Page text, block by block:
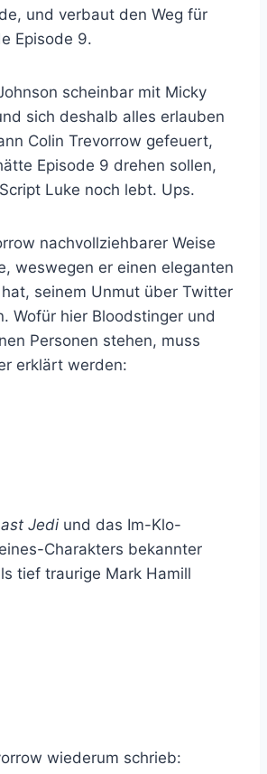
und verbaut den Weg für
Episode 9.
scheinbar mit Micky
sich deshalb alles erlauben
Colin Trevorrow gefeuert,
Episode 9 drehen sollen,
Luke noch lebt. Ups.
nachvollziehbarer Weise
weswegen er einen eleganten
seinem Unmut über Twitter
Wofür hier Bloodstinger und
Personen stehen, muss
erklärt werden:
Jedi und das Im-Klo-
Charakters bekannter
tief traurige Mark Hamill
wiederum schrieb: